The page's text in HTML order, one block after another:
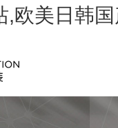
,欧美日韩